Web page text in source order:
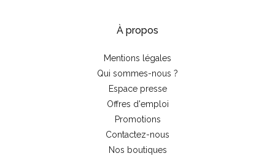
À propos
Mentions légales
Qui sommes-nous ?
Espace presse
Offres d'emploi
Promotions
Contactez-nous
Nos boutiques